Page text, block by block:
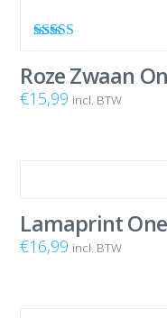
uit 5
Roze Zwaan
€15,99 incl. BTW
Lamaprint
€16,99 incl. BTW